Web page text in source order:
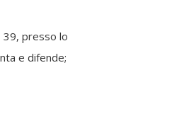
39, presso lo
e difende;